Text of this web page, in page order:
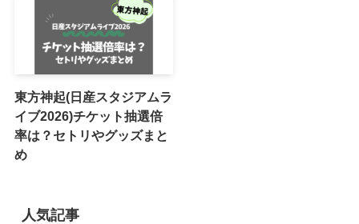
東方神起(日産スタジアムラ
イブ2026)チケット抽選倍
率は？セトリやグッズまと
め
人気記事